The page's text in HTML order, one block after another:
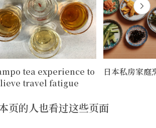
tea experience to
travel fatigue
日本私房家庭
页的人也看过这些页面